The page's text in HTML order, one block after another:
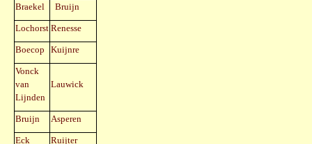
Braekel Bruijn
Lochorst Renesse
Boecop Kuijnre
Vonck
van
Lijnden
Lauwick
Bruijn Asperen
Eck Ruijter